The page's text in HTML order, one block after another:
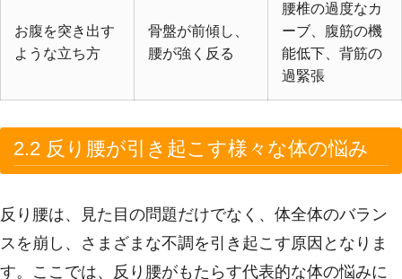
お腹を突き出す
ような立ち方
骨盤が前傾し、
腰が強く反る
腰椎の過度なカ
ーブ、腹筋の機
能低下、背筋の
過緊張
2.2 反り腰が引き起こす様々な体の悩み
反り腰は、見た目の問題だけでなく、体全体のバラン
スを崩し、さまざまな不調を引き起こす原因となりま
す。ここでは、反り腰がもたらす代表的な体の悩みに